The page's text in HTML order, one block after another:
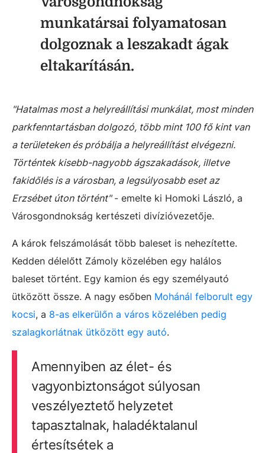
munkatársai folyamatosan
dolgoznak a leszakadt ágak
eltakarításán.
"Hatalmas most a helyreállítási munkálat, most minden
parkfenntartásban dolgozó, több mint 100 fő kint van
a területeken és próbálja a helyreállítást elvégezni.
Történtek kisebb-nagyobb ágszakadások, illetve
fakidőlés is a városban, a legsúlyosabb eset az
Erzsébet úton történt"- emelte ki Homoki László, a
Városgondnokság kertészeti divízióvezetője.
A károk felszámolását több baleset is nehezítette.
Kedden délelőtt Zámoly közelében egy halálos
baleset történt. Egy kamion és egy személyautó
ütközött össze. A nagy esőben Mohánál felborult egy
kocsi, a 8-as elkerülőn a város közelében pedig
szalagkorlátnak ütközött egy autó.
Amennyiben az élet- és
vagyonbiztonságot súlyosan
veszélyeztető helyzetet
tapasztalnak, haladéktalanul
értesítsétek a